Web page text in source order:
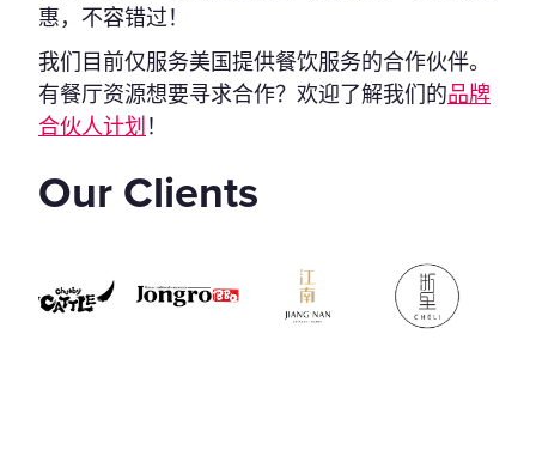
惠，不容错过！
我们目前仅服务美国提供餐饮服务的合作伙伴。
有餐厅资源想要寻求合作？欢迎了解我们的品牌
合伙人计划 ！
Our Clients